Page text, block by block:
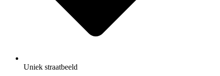
Uniek straatbeeld